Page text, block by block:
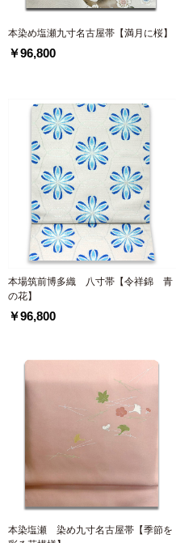
本染め塩瀬九寸名古屋帯【満月に桜】
￥96,800
本場筑前博多織 八寸帯【令祥錦 青
の花】
￥96,800
本染塩瀬 染め九寸名古屋帯【季節を